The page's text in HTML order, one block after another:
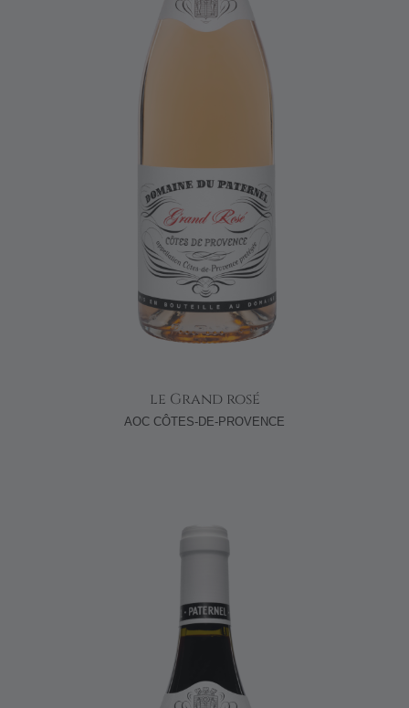
le Grand rosé
AOC CÔTES-DE-PROVENCE